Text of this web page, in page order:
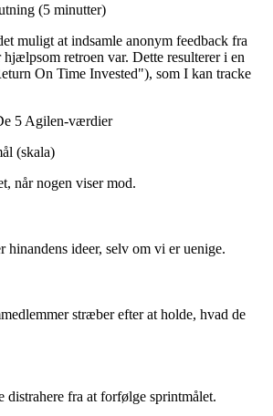
(5 minutter)
muligt at indsamle anonym feedback fra
hjælpsom retroen var. Dette resulterer i en
On Time Invested"), som I kan tracke
5 Agilen-værdier
(skala)
når nogen viser mod.
ideer, selv om vi er uenige.
stræber efter at holde, hvad de
distrahere fra at forfølge sprintmålet.